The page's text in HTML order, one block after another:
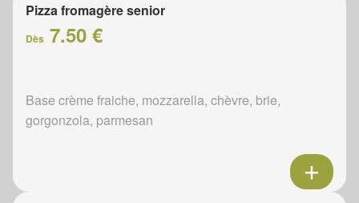
Pizza fromagère senior
Dès 7.50 €
Base crème fraiche, mozzarella, chèvre, brie,
gorgonzola, parmesan